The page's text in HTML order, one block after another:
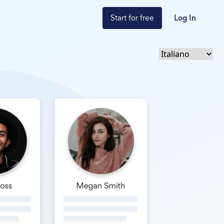
Start for free Log In